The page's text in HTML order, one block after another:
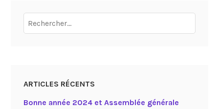
Rechercher :
ARTICLES RÉCENTS
Bonne année 2024 et Assemblée générale